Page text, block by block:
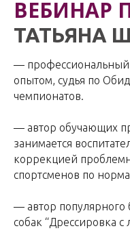
Участвовать в
ВЕБИНАР
ТАТЬЯНА
— профессиональный
опытом, судья по
чемпионатов.
— автор обучающих
занимается
коррекцией
спортсменов по
— автор популярного
собак “Дрессировка